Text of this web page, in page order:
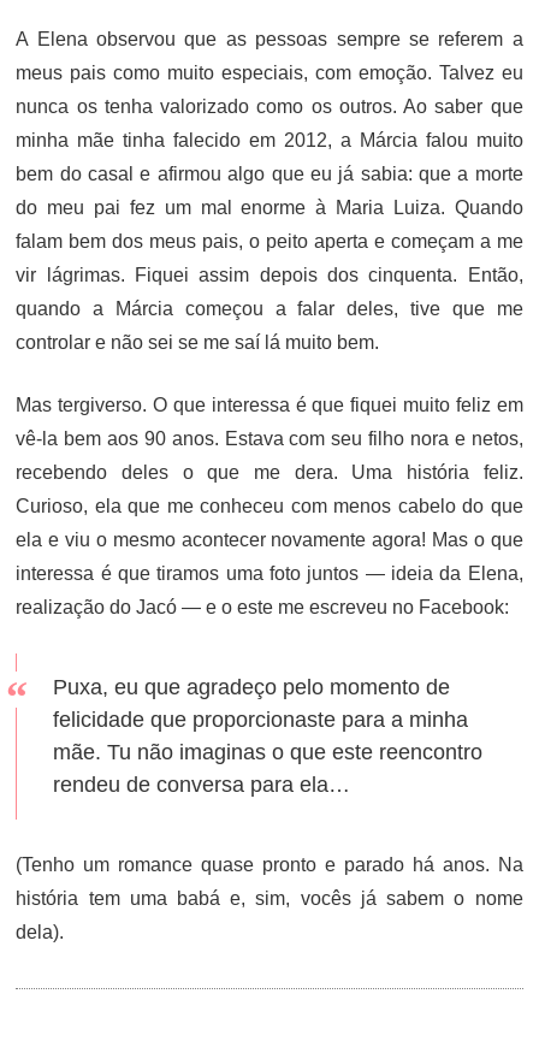
A Elena observou que as pessoas sempre se referem a
meus pais como muito especiais, com emoção. Talvez eu
nunca os tenha valorizado como os outros. Ao saber que
minha mãe tinha falecido em 2012, a Márcia falou muito
bem do casal e afirmou algo que eu já sabia: que a morte
do meu pai fez um mal enorme à Maria Luiza. Quando
falam bem dos meus pais, o peito aperta e começam a me
vir lágrimas. Fiquei assim depois dos cinquenta. Então,
quando a Márcia começou a falar deles, tive que me
controlar e não sei se me saí lá muito bem.
Mas tergiverso. O que interessa é que fiquei muito feliz em
vê-la bem aos 90 anos. Estava com seu filho nora e netos,
recebendo deles o que me dera. Uma história feliz.
Curioso, ela que me conheceu com menos cabelo do que
ela e viu o mesmo acontecer novamente agora! Mas o que
interessa é que tiramos uma foto juntos — ideia da Elena,
realização do Jacó — e o este me escreveu no Facebook:
Puxa, eu que agradeço pelo momento de
felicidade que proporcionaste para a minha
mãe. Tu não imaginas o que este reencontro
rendeu de conversa para ela…
(Tenho um romance quase pronto e parado há anos. Na
história tem uma babá e, sim, vocês já sabem o nome
dela).